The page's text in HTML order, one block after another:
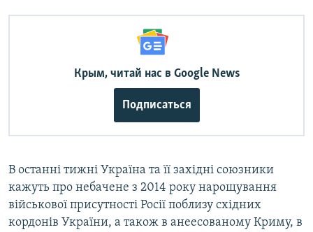
Крым, читай нас в Google News
Подписаться
В останні тижні Україна та її західні союзники
кажуть про небачене з 2014 року нарощування
військової присутності Росії поблизу східних
кордонів України, а також в анеесованому Криму, в